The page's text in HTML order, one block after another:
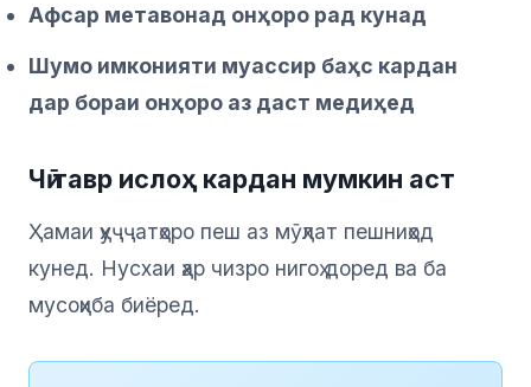
Афсар метавонад онҳоро рад кунад
Шумо имконияти муассир баҳс кардан
дар бораи онҳоро аз даст медиҳед
Чӣ тавр ислоҳ кардан мумкин аст
Ҳамаи ҳуҷҷатҳоро пеш аз мӯҳлат пешниҳод
кунед. Нусхаи ҳар чизро нигоҳ доред ва ба
мусоҳиба биёред.